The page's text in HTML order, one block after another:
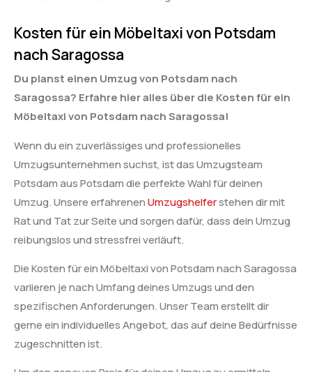
Kosten für ein Möbeltaxi von Potsdam
nach Saragossa
Du planst einen Umzug von Potsdam nach
Saragossa? Erfahre hier alles über die Kosten für ein
Möbeltaxi von Potsdam nach Saragossa!
Wenn du ein zuverlässiges und professionelles
Umzugsunternehmen suchst, ist das Umzugsteam
Potsdam aus Potsdam die perfekte Wahl für deinen
Umzug. Unsere erfahrenenUmzugshelferstehen dir mit
Rat und Tat zur Seite und sorgen dafür, dass dein Umzug
reibungslos und stressfrei verläuft.
Die Kosten für ein Möbeltaxi von Potsdam nach Saragossa
variieren je nach Umfang deines Umzugs und den
spezifischen Anforderungen. Unser Team erstellt dir
gerne ein individuelles Angebot, das auf deine Bedürfnisse
zugeschnitten ist.